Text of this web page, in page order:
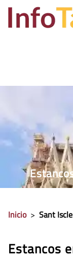
ESTANCO MÁS
Inicio > Sant
Estancos